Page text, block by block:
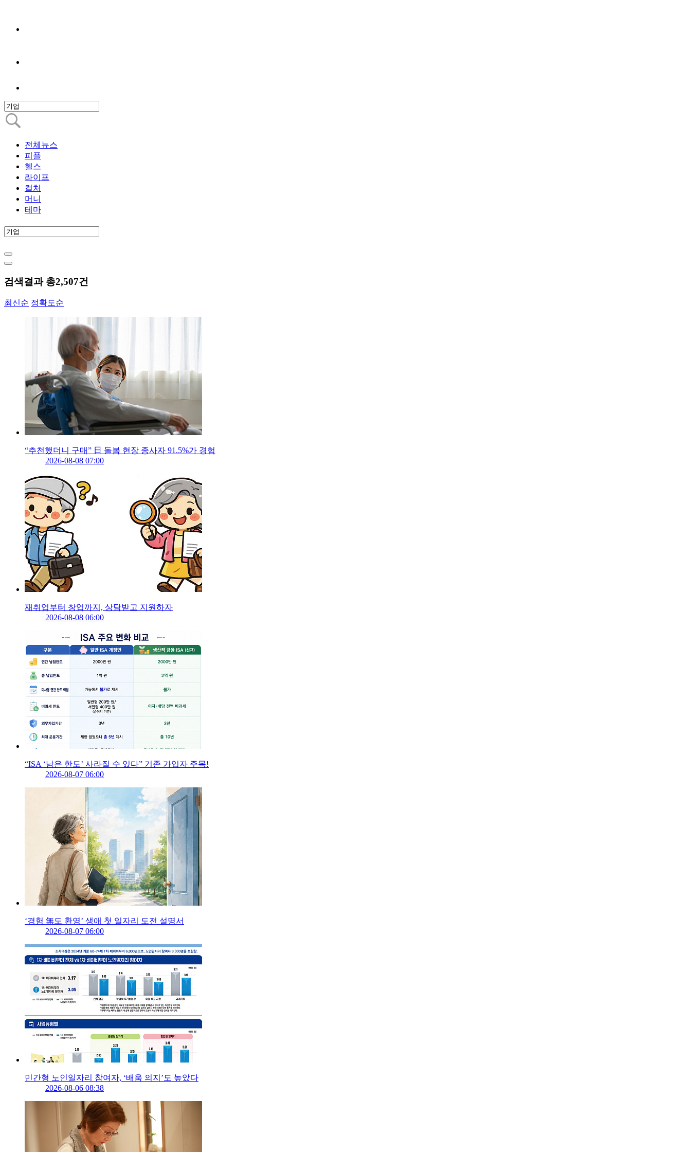
전체뉴스
피플
헬스
라이프
컬처
머니
테마
검색결과 총2,507건
최신순 정확도순
“추천했더니 구매” 日 돌봄 현장 종사자 91.5%가 경험
2026-08-08 07:00
재취업부터 창업까지, 상담받고 지원하자
2026-08-08 06:00
“ISA ‘남은 한도’ 사라질 수 있다” 기존 가입자 주목!
2026-08-07 06:00
‘경험 無도 환영’ 생애 첫 일자리 도전 설명서
2026-08-07 06:00
민간형 노인일자리 참여자, ‘배움 의지’도 높았다
2026-08-06 08:38